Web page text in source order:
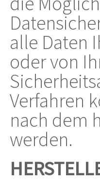
alle Daten
oder von
Verfahren
nach dem
werden.